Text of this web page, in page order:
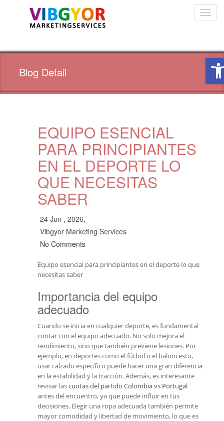
Blog Detail
EQUIPO ESENCIAL
PARA PRINCIPIANTES
EN EL DEPORTE LO
QUE NECESITAS
SABER
24 Jun , 2026,
Vibgyor Marketing Services
No Comments
Equipo esencial para principiantes en el deporte lo que
necesitas saber
Importancia del equipo
adecuado
Cuando se inicia en cualquier deporte, es fundamental
contar con el equipo adecuado. No solo mejora el
rendimiento, sino que también previene lesiones. Por
ejemplo, en deportes como el fútbol o el baloncesto,
usar calzado específico puede hacer una gran diferencia
en la estabilidad y la tracción. Además, es interesante
revisar lascuotas del partido Colombia vs Portugal
antes del encuentro, ya que puede influir en tus
decisiones. Elegir una ropa adecuada también permite
mayor comodidad y libertad de movimiento, lo que es